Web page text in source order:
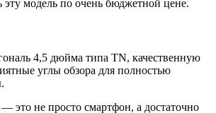
эту модель по очень бюджетной цене.
4,5 дюйма типа TN, качественную
углы обзора для полностью
это не просто смартфон, а достаточно